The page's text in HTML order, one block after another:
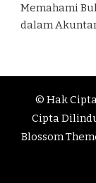
Memahami
dalam
© Hak
Cipta
Blossom